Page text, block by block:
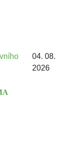
04. 08.
2026